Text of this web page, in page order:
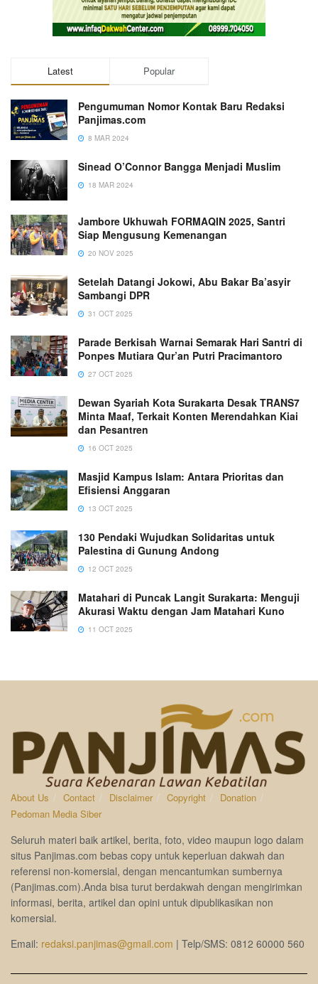
Latest Popular
Pengumuman Nomor Kontak Baru Redaksi
Panjimas.com
8 MAR 2024
Sinead O’Connor Bangga Menjadi Muslim
18 MAR 2024
Jambore Ukhuwah FORMAQIN 2025, Santri
Siap Mengusung Kemenangan
20 NOV 2025
Setelah Datangi Jokowi, Abu Bakar Ba’asyir
Sambangi DPR
31 OCT 2025
Parade Berkisah Warnai Semarak Hari Santri di
Ponpes Mutiara Qur’an Putri Pracimantoro
27 OCT 2025
Dewan Syariah Kota Surakarta Desak TRANS7
Minta Maaf, Terkait Konten Merendahkan Kiai
dan Pesantren
16 OCT 2025
Masjid Kampus Islam: Antara Prioritas dan
Efisiensi Anggaran
13 OCT 2025
130 Pendaki Wujudkan Solidaritas untuk
Palestina di Gunung Andong
12 OCT 2025
Matahari di Puncak Langit Surakarta: Menguji
Akurasi Waktu dengan Jam Matahari Kuno
11 OCT 2025
About Us Contact Disclaimer Copyright
Donation
Pedoman Media Siber
Seluruh materi baik artikel, berita, foto, video maupun logo dalam
situs Panjimas.com bebas copy untuk keperluan dakwah dan
referensi non-komersial, dengan mencantumkan sumbernya
(Panjimas.com).Anda bisa turut berdakwah dengan mengirimkan
informasi, berita, artikel dan opini untuk dipublikasikan non
komersial.
Email: redaksi.panjimas@gmail.com | Telp/SMS: 0812 60000 560